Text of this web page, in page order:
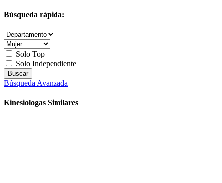
Búsqueda rápida:
Solo Top
Solo Independiente
Búsqueda Avanzada
Kinesiologas Similares